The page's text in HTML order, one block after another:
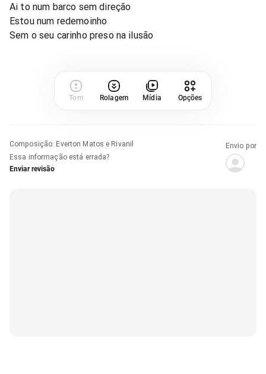
Ai to num barco sem direção
Estou num redemoinho
Sem o seu carinho preso na ilusão
Tom Rolagem Mídia Opções
Composição: Everton Matos e Rivanil
Essa informação está errada?
Enviar revisão
Envio por